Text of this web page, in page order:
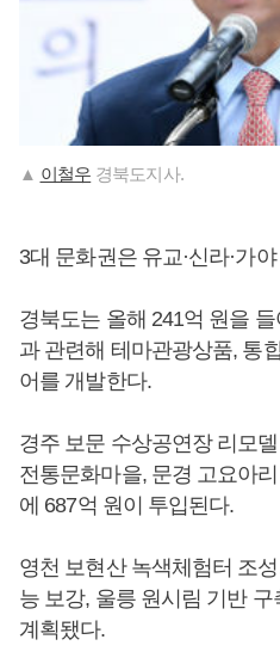
▲ 이철우 경북도지사.
3대 문화권은 유교·신라·가
경북도는 올해 241억 원을
과 관련해 테마관광상품, 통
어를 개발한다.
경주 보문 수상공연장 리모
전통문화마을, 문경 고요아
에 687억 원이 투입된다.
영천 보현산 녹색체험터 조
능 보강, 울릉 원시림 기반
계획됐다.